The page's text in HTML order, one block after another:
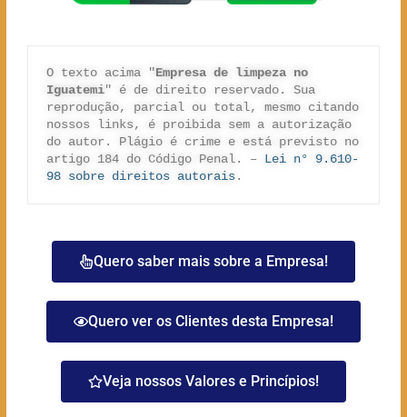
O texto acima "Empresa de limpeza no
Iguatemi" é de direito reservado. Sua
reprodução, parcial ou total, mesmo citando
nossos links, é proibida sem a autorização
do autor. Plágio é crime e está previsto no
artigo 184 do Código Penal. – Lei n° 9.610-
98 sobre direitos autorais.
Quero saber mais sobre a Empresa!
Quero ver os Clientes desta Empresa!
Veja nossos Valores e Princípios!